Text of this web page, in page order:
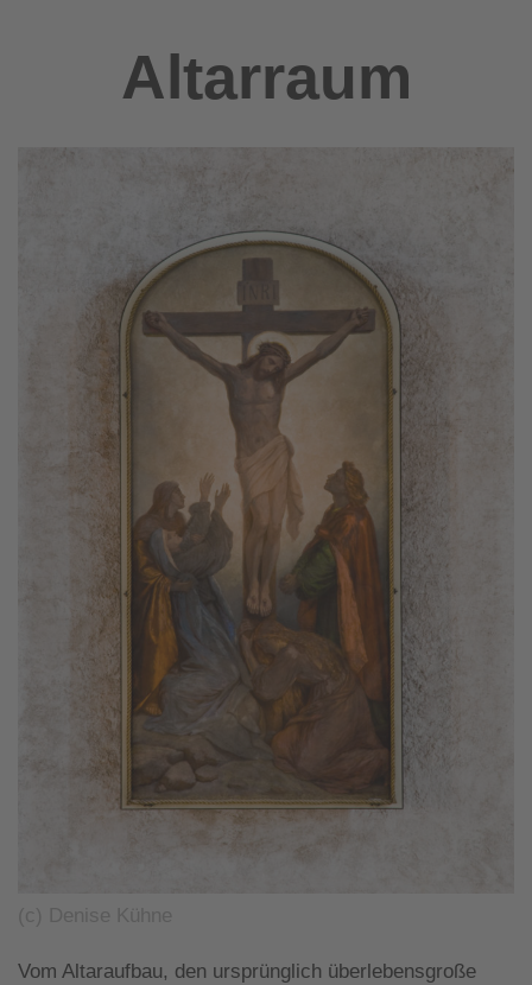
Altarraum
Vom Altaraufbau, den ursprünglich überlebensgroße